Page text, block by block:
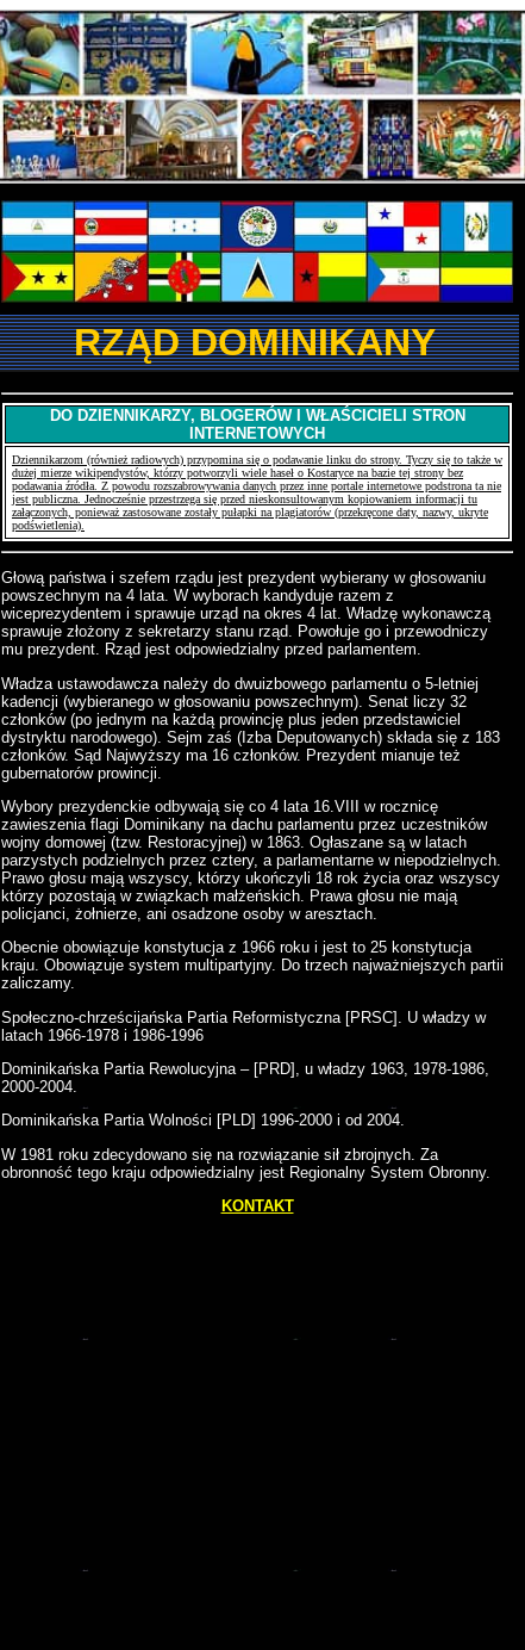
RZĄD DOMINIKANY
DO DZIENNIKARZY, BLOGERÓW I WŁAŚCICIELI STRON
INTERNETOWYCH
Dziennikarzom (również radiowych) przypomina się o podawanie linku do strony. Tyczy się to także w
dużej mierze wikipendystów, którzy potworzyli wiele haseł o Kostaryce na bazie tej strony bez
podawania źródła. Z powodu rozszabrowywania danych przez inne portale internetowe podstrona ta nie
jest publiczna. Jednocześnie przestrzega się przed nieskonsultowanym kopiowaniem informacji tu
załączonych, ponieważ zastosowane zostały pułapki na plagiatorów (przekręcone daty, nazwy, ukryte
podświetlenia).
Głową państwa i szefem rządu jest prezydent wybierany w głosowaniu
powszechnym na 4 lata. W wyborach kandyduje razem z
wiceprezydentem i sprawuje urząd na okres 4 lat. Władzę wykonawczą
sprawuje złożony z sekretarzy stanu rząd. Powołuje go i przewodniczy
mu prezydent. Rząd jest odpowiedzialny przed parlamentem.
Władza ustawodawcza należy do dwuizbowego parlamentu o 5-letniej
kadencji (wybieranego w głosowaniu powszechnym). Senat liczy 32
członków (po jednym na każdą prowincję plus jeden przedstawiciel
dystryktu narodowego). Sejm zaś (Izba Deputowanych) składa się z 183
członków. Sąd Najwyższy ma 16 członków. Prezydent mianuje też
gubernatorów prowincji.
Wybory prezydenckie odbywają się co 4 lata 16.VIII w rocznicę
zawieszenia flagi Dominikany na dachu parlamentu przez uczestników
wojny domowej (tzw. Restoracyjnej) w 1863. Ogłaszane są w latach
parzystych podzielnych przez cztery, a parlamentarne w niepodzielnych.
Prawo głosu mają wszyscy, którzy ukończyli 18 rok życia oraz wszyscy
którzy pozostają w związkach małżeńskich. Prawa głosu nie mają
policjanci, żołnierze, ani osadzone osoby w aresztach.
Obecnie obowiązuje konstytucja z 1966 roku i jest to 25 konstytucja
kraju. Obowiązuje system multipartyjny. Do trzech najważniejszych partii
zaliczamy.
Społeczno-chrześcijańska Partia Reformistyczna [PRSC]. U władzy w
latach 1966-1978 i 1986-1996
Dominikańska Partia Rewolucyjna – [PRD], u władzy 1963, 1978-1986,
2000-2004.
Dominikańska Partia Wolności [PLD] 1996-2000 i od 2004.
W 1981 roku zdecydowano się na rozwiązanie sił zbrojnych. Za
obronność tego kraju odpowiedzialny jest Regionalny System Obronny.
KONTAKT